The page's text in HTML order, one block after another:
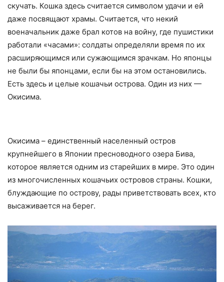
скучать. Кошка здесь считается символом удачи и ей
даже посвящают храмы. Считается, что некий
военачальник даже брал котов на войну, где пушистики
работали «часами»: солдаты определяли время по их
расширяющимся или сужающимся зрачкам. Но японцы
не были бы японцами, если бы на этом остановились.
Есть здесь и целые кошачьи острова. Один из них —
Окисима.
Окисима – единственный населенный остров
крупнейшего в Японии пресноводного озера Бива,
которое является одним из старейших в мире. Это один
из многочисленных кошачьих островов страны. Кошки,
блуждающие по острову, рады приветствовать всех, кто
высаживается на берег.